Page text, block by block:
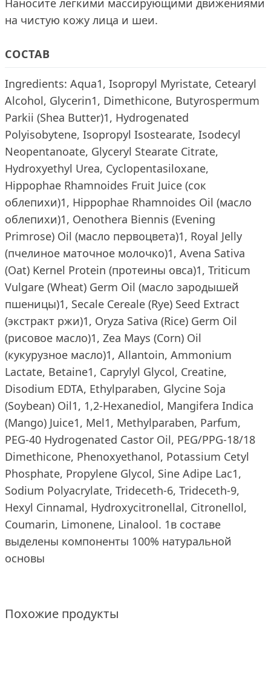
Наносите легкими массирующими движениями
на чистую кожу лица и шеи.
СОСТАВ
Ingredients: Aqua1, Isopropyl Myristate, Cetearyl
Alcohol, Glycerin1, Dimethicone, Butyrospermum
Parkii (Shea Butter)1, Hydrogenated
Polyisobytene, Isopropyl Isostearate, Isodecyl
Neopentanoate, Glyceryl Stearate Citrate,
Hydroxyethyl Urea, Cyclopentasiloxane,
Hippophae Rhamnoides Fruit Juice (сок
облепихи)1, Hippophae Rhamnoides Oil (масло
облепихи)1, Oenothera Biennis (Evening
Primrose) Oil (масло первоцвета)1, Royal Jelly
(пчелиное маточное молочко)1, Avena Sativa
(Oat) Kernel Protein (протеины овса)1, Triticum
Vulgare (Wheat) Germ Oil (масло зародышей
пшеницы)1, Secale Cereale (Rye) Seed Extract
(экстракт ржи)1, Oryza Sativa (Rice) Germ Oil
(рисовое масло)1, Zea Mays (Corn) Oil
(кукурузное масло)1, Allantoin, Ammonium
Lactate, Betaine1, Caprylyl Glycol, Creatine,
Disodium EDTA, Ethylparaben, Glycine Soja
(Soybean) Oil1, 1,2-Hexanediol, Mangifera Indica
(Mango) Juice1, Mel1, Methylparaben, Parfum,
PEG-40 Hydrogenated Castor Oil, PEG/PPG-18/18
Dimethicone, Phenoxyethanol, Potassium Cetyl
Phosphate, Propylene Glycol, Sine Adipe Lac1,
Sodium Polyacrylate, Trideceth-6, Trideceth-9,
Hexyl Cinnamal, Hydroxycitronellal, Citronellol,
Coumarin, Limonene, Linalool. 1в составе
выделены компоненты 100% натуральной
основы
Похожие продукты